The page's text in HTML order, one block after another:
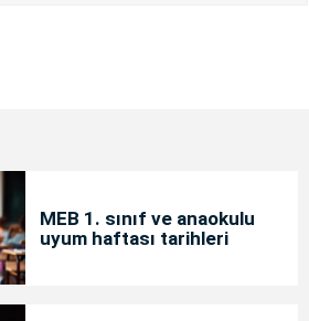
MEB 1. sınıf ve anaokulu
uyum haftası tarihleri